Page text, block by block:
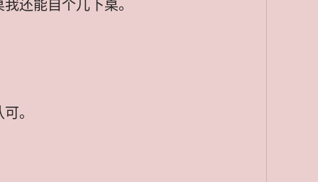
还能自个儿下桌。
。